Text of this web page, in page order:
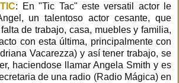
: En "Tic Tac" este versatil actor le
un talentoso actor cesante, que
de trabajo, casa, muebles y familia,
con esta última, principalmente con
Vacarezza) y así tener trabajo, se
haciendose llamar Angela Smith y es
de una radio (Radio Mágica) en